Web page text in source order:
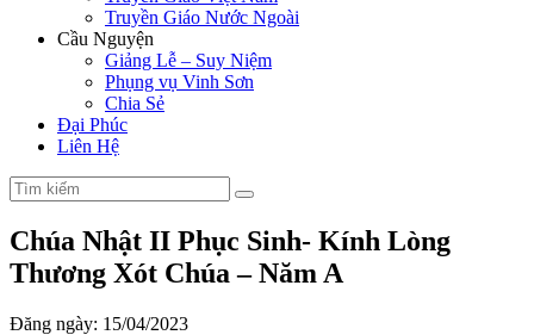
Truyền Giáo Nước Ngoài
Cầu Nguyện
Giảng Lễ – Suy Niệm
Phụng vụ Vinh Sơn
Chia Sẻ
Đại Phúc
Liên Hệ
Chúa Nhật II Phục Sinh- Kính Lòng
Thương Xót Chúa – Năm A
Đăng ngày: 15/04/2023